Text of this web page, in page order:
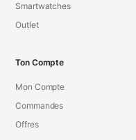
Smartwatches
Outlet
Ton Compte
Mon Compte
Commandes
Offres